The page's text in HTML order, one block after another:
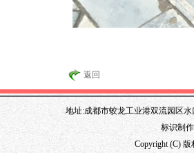
返回
地址:成都市蛟龙工业港双流园区水
标识制
Copyright (C)